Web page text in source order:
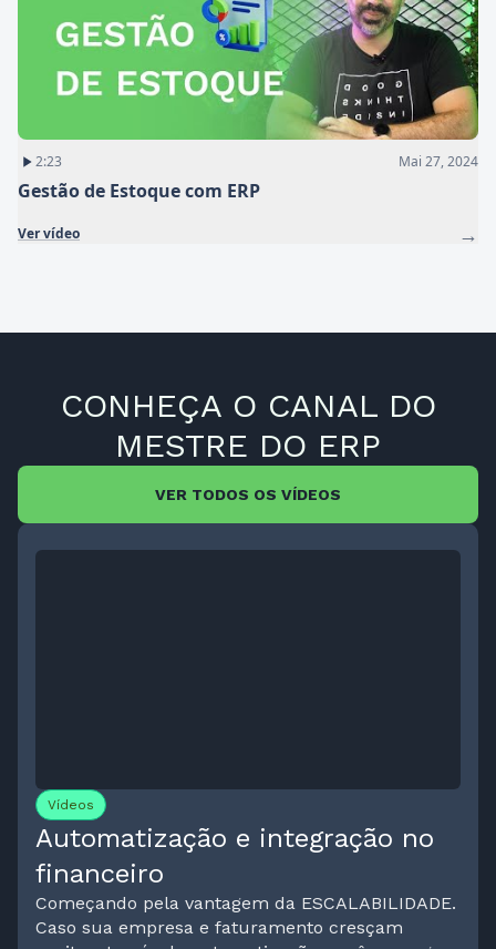
2:23 Mai 27, 2024
Gestão de Estoque com ERP
Ver vídeo →
CONHEÇA O CANAL DO
MESTRE DO ERP
VER TODOS OS VÍDEOS
Vídeos
Automatização e integração no
financeiro
Começando pela vantagem da ESCALABILIDADE.
Caso sua empresa e faturamento cresçam